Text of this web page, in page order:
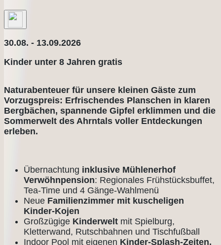
30.08. - 13.09.2026
Kinder unter 8 Jahren gratis
Naturabenteuer für unsere kleinen Gäste zum
Vorzugspreis: Erfrischendes Planschen in klaren
Bergbächen, spannende Gipfel erklimmen und die
Sommerwelt des Ahrntals voller Entdeckungen
erleben.
Übernachtung inklusive Mühlenerhof
Verwöhnpension: Regionales Frühstücksbuffet,
Tea-Time und 4 Gänge-Wahlmenü
Neue Familienzimmer mit kuscheligen
Kinder-Kojen
Großzügige Kinderwelt mit Spielburg,
Kletterwand, Rutschbahnen und Tischfußball
Indoor Pool mit eigenen Kinder-Splash-Zeiten,